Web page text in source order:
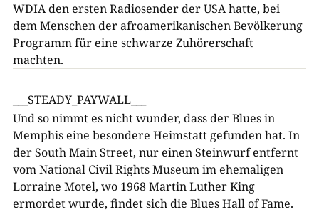
WDIA den ersten Radiosender der USA hatte, bei
dem Menschen der afroamerikanischen Bevölkerung
Programm für eine schwarze Zuhörerschaft
machten.
___STEADY_PAYWALL___
Und so nimmt es nicht wunder, dass der Blues in
Memphis eine besondere Heimstatt gefunden hat. In
der South Main Street, nur einen Steinwurf entfernt
vom National Civil Rights Museum im ehemaligen
Lorraine Motel, wo 1968 Martin Luther King
ermordet wurde, findet sich die Blues Hall of Fame.